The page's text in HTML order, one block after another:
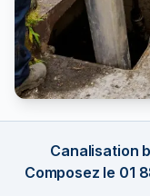
Canalisation
Composez le 01